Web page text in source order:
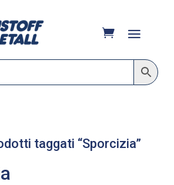
taggati “Sporcizia”